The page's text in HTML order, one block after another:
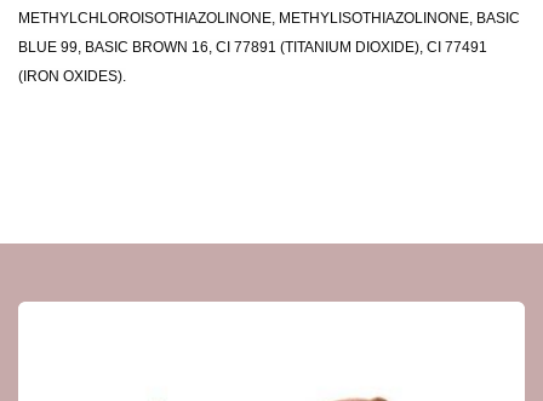
METHYLCHLOROISOTHIAZOLINONE, METHYLISOTHIAZOLINONE, BASIC
BLUE 99, BASIC BROWN 16, CI 77891 (TITANIUM DIOXIDE), CI 77491
(IRON OXIDES).